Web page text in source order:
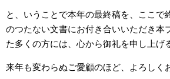
と、いうことで本年の最終稿を、ここで
のつたない文書にお付き合いいただき本
た多くの方には、心から御礼を申し上げ
来年も変わらぬご愛顧のほど、よろしく